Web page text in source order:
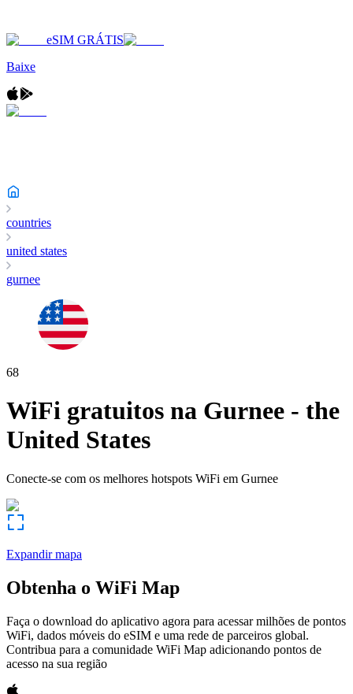
eSIM GRÁTIS
Baixe
countries
united states
gurnee
68
WiFi gratuitos na Gurnee - the
United States
Conecte-se com os melhores hotspots WiFi em Gurnee
Expandir mapa
Obtenha o WiFi Map
Faça o download do aplicativo agora para acessar milhões de pontos
WiFi, dados móveis do eSIM e uma rede de parceiros global.
Contribua para a comunidade WiFi Map adicionando pontos de
acesso na sua região